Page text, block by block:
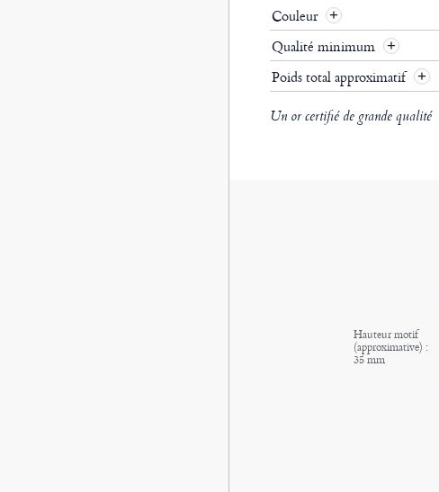
Couleur
Qualité minimum
Poids total approximatif
Un or certifié de grande qualité
Hauteur motif
(approximative) :
35 mm